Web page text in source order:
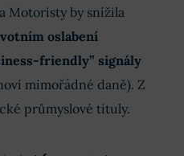
Motoristy by snížila
oslabení
friendly” signály
mimořádné daně). Z
průmyslové tituly.